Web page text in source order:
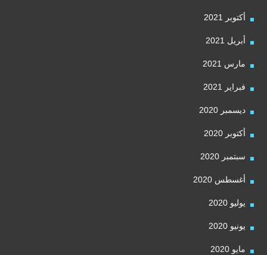
أكتوبر 2021
أبريل 2021
مارس 2021
فبراير 2021
ديسمبر 2020
أكتوبر 2020
سبتمبر 2020
أغسطس 2020
يوليو 2020
يونيو 2020
مايو 2020